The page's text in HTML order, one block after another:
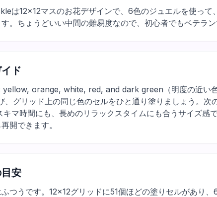
は12×12マスのお花デザインで、6色のジュエルを使って
。ちょうどいい中間の難易度なので、初心者でもベテラ
ド
yellow, orange, white, red, and dark green（明度の近い
、グリッド上の同じ色のセルをひと通り塗りましょう。
マ時間にも、長めのリラックスタイムにも合うサイズ感
開できます。
安
つうです。12×12グリッドに51個ほどの塗りセルがあり